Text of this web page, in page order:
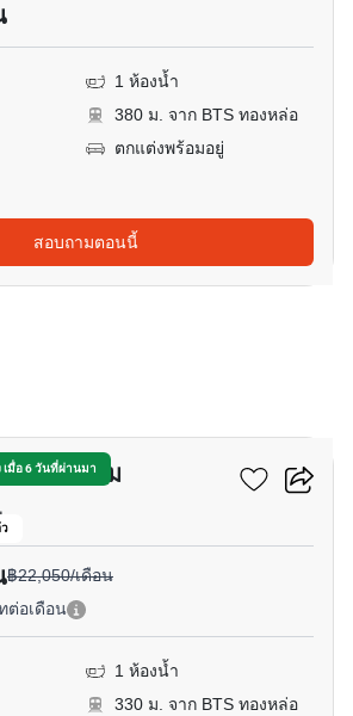
1 ห้องน้ำ
380 ม. จาก BTS ทองหล่อ
ตกแต่งพร้อมอยู่
สอบถามตอนนี้
มื่อ 6 วันที่ผ่านมา
โดมิเนียม
฿22,050/เดือน
ต่อเดือน
1 ห้องน้ำ
330 ม. จาก BTS ทองหล่อ